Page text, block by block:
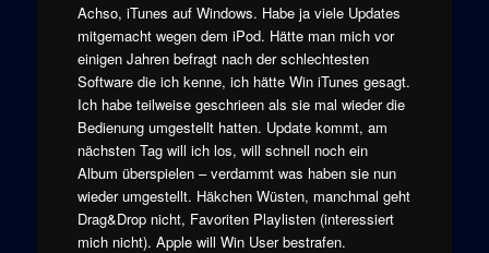
Achso, iTunes auf Windows. Habe ja viele Updates
mitgemacht wegen dem iPod. Hätte man mich vor
einigen Jahren befragt nach der schlechtesten
Software die ich kenne, ich hätte Win iTunes gesagt.
Ich habe teilweise geschrieen als sie mal wieder die
Bedienung umgestellt hatten. Update kommt, am
nächsten Tag will ich los, will schnell noch ein
Album überspielen – verdammt was haben sie nun
wieder umgestellt. Häkchen Wüsten, manchmal geht
Drag&Drop nicht, Favoriten Playlisten (interessiert
mich nicht). Apple will Win User bestrafen.